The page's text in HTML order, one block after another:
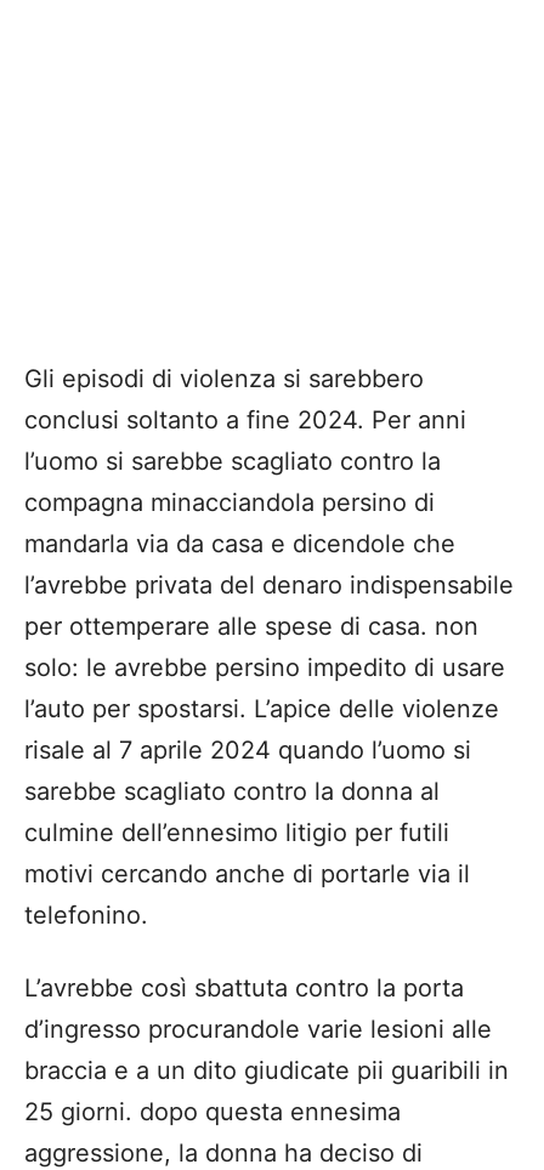
Gli episodi di violenza si sarebbero
conclusi soltanto a fine 2024. Per anni
l’uomo si sarebbe scagliato contro la
compagna minacciandola persino di
mandarla via da casa e dicendole che
l’avrebbe privata del denaro indispensabile
per ottemperare alle spese di casa. non
solo: le avrebbe persino impedito di usare
l’auto per spostarsi. L’apice delle violenze
risale al 7 aprile 2024 quando l’uomo si
sarebbe scagliato contro la donna al
culmine dell’ennesimo litigio per futili
motivi cercando anche di portarle via il
telefonino.
L’avrebbe così sbattuta contro la porta
d’ingresso procurandole varie lesioni alle
braccia e a un dito giudicate pii guaribili in
25 giorni. dopo questa ennesima
aggressione, la donna ha deciso di